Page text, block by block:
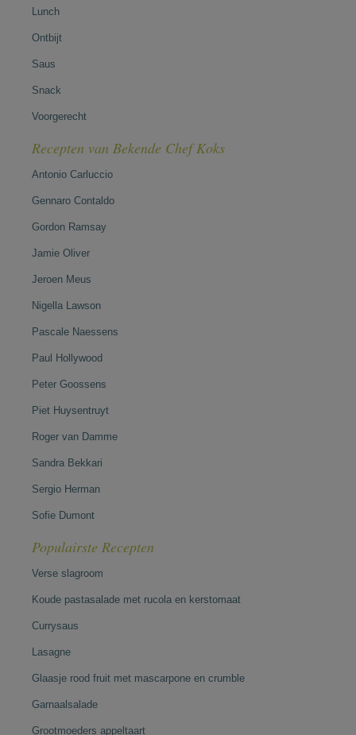
Lunch
Ontbijt
Saus
Snack
Voorgerecht
Recepten van Bekende Chef Koks
Antonio Carluccio
Gennaro Contaldo
Gordon Ramsay
Jamie Oliver
Jeroen Meus
Nigella Lawson
Pascale Naessens
Paul Hollywood
Peter Goossens
Piet Huysentruyt
Roger van Damme
Sandra Bekkari
Sergio Herman
Sofie Dumont
Populairste Recepten
Verse slagroom
Koude pastasalade met rucola en kerstomaat
Currysaus
Lasagne
Glaasje rood fruit met mascarpone en crumble
Garnaalsalade
Grootmoeders appeltaart